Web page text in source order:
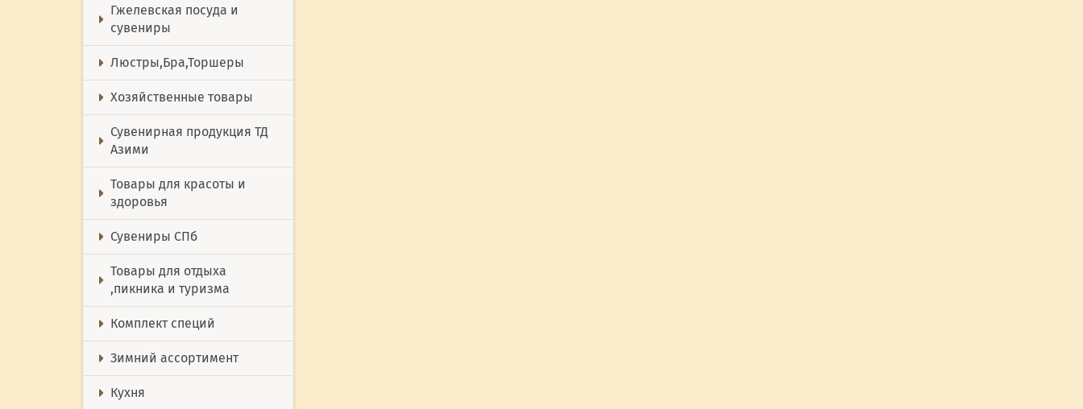
Гжелевская посуда и
сувениры
Люстры,Бра,Торшеры
Хозяйственные товары
Сувенирная продукция ТД
Азими
Товары для красоты и
здоровья
Сувениры СПб
Товары для отдыха
,пикника и туризма
Комплект специй
Зимний ассортимент
Кухня